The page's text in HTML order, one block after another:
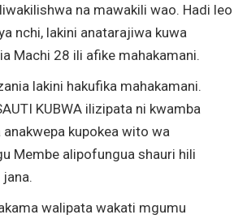
na mawakili wao. Hadi leo
nchi, lakini anatarajiwa kuwa
Machi 28 ili afike mahakamani.
lakini hakufika mahakamani.
KUBWA ilizipata ni kwamba
kupokea wito wa
Membe alipofungua shauri hili
walipata wakati mgumu